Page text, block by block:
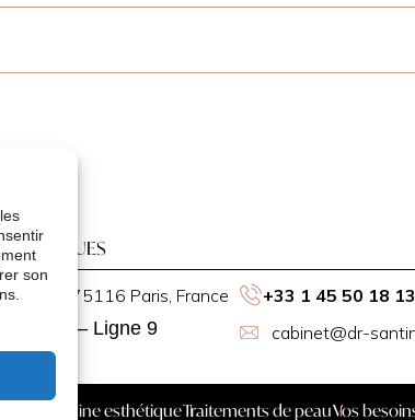
son
PRATIQUES
Pompe, 75116 Paris, France
+33 1 45 50 18 13
Pompe – Ligne 9
cabinet@dr-
Médecine esthétiqueTraitements de peauVos